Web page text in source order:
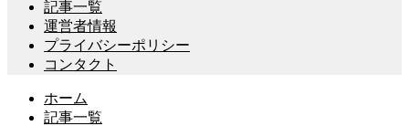
記事一覧
運営者情報
プライバシーポリシー
コンタクト
ホーム
記事一覧